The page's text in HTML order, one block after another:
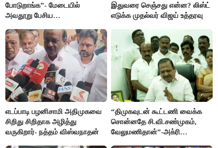
போடுறாங்க”- மேடையில்
அவதூறு பேசிய
இதுவரை செஞ்சது என்ன? லிஸ்ட்
எடுக்க முதல்வர் விஜய் உத்தரவு
எடப்பாடி பழனிசாமி அதிமுகவை
சிறிது சிறிதாக அழித்து
வருகிறார்- நத்தம் விஸ்வநாதன்
“திமுகவுடன் கூட்டணி வைக்க
சொன்னதே சி.வி.சண்முகம்,
வேலுமணிதான்”-அக்ரி